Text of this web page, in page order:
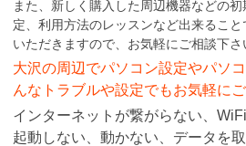
また、新しく購入した周辺機器などの
定、利用方法のレッスンなど出来るこ
いただきますので、お気軽にご相談下さ
大沢の周辺でパソコン設定やパソ
んなトラブルや設定でもお気軽にご
インターネットが繋がらない、
起動しない、動かない、データを